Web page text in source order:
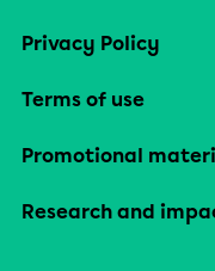
Privacy Policy
Terms of use
Promotional
Research and